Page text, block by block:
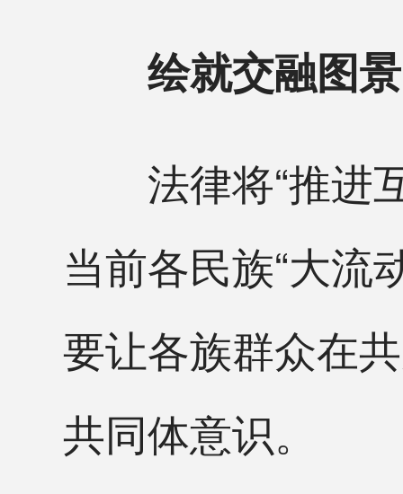
绘就交融图景
法律将“推进互
当前各民族“大流
要让各族群众在
共同体意识。